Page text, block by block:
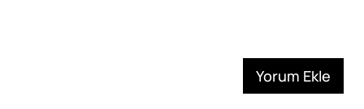
Yorum Ekle